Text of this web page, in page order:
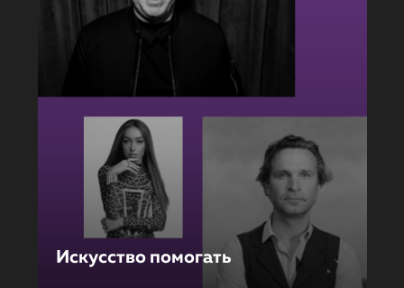
Искусство помогать